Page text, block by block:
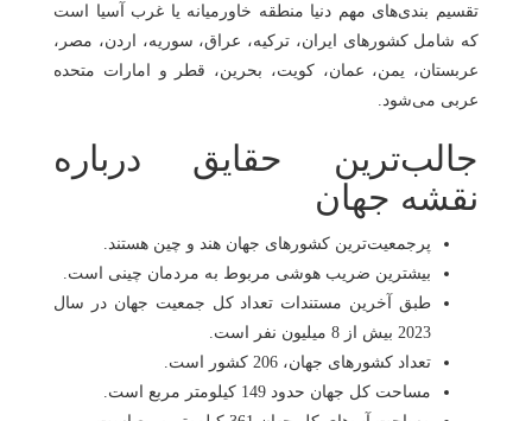
تقسیم بندی‌های مهم دنیا منطقه خاورمیانه یا غرب آسیا است
که شامل کشورهای ایران، ترکیه، عراق، سوریه، اردن، مصر،
عربستان، یمن، عمان، کویت، بحرین، قطر و امارات متحده
عربی می‌شود.
جالب‌ترین حقایق درباره
نقشه جهان
پرجمعیت‌ترین کشورهای جهان هند و چین هستند.
بیشترین ضریب هوشی مربوط به مردمان چینی است.
طبق آخرین مستندات تعداد کل جمعیت جهان در سال
2023 بیش از 8 میلیون نفر است.
تعداد کشورهای جهان، 206 کشور است.
مساحت کل جهان حدود 149 کیلومتر مربع است.